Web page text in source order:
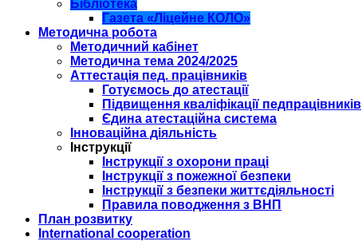
Бібліотека
Газета «Ліцейне КОЛО»
Методична робота
Методичний кабінет
Методична тема 2024/2025
Аттестація пед. працівників
Готуємось до атестації
Підвищення кваліфікації педпрацівників
Єдина атестаційна система
Інноваційна діяльність
Інструкції
Інструкції з охорони праці
Інструкції з пожежної безпеки
Інструкції з безпеки життєдіяльності
Правила поводження з ВНП
План розвитку
International cooperation